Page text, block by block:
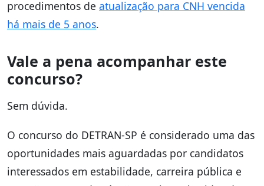
procedimentos de atualização para CNH vencida
há mais de 5 anos.
Vale a pena acompanhar este
concurso?
Sem dúvida.
O concurso do DETRAN-SP é considerado uma das
oportunidades mais aguardadas por candidatos
interessados em estabilidade, carreira pública e